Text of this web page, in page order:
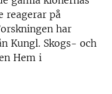
reagerar på
har
Kungl. Skogs- och
Hem i